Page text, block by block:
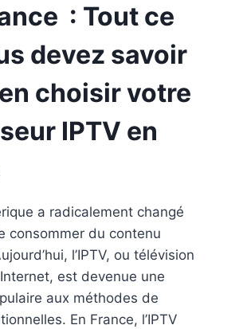
: Tout ce
devez savoir
choisir votre
IPTV en
a radicalement changé
consommer du contenu
l’IPTV, ou télévision
est devenue une
aux méthodes de
En France, l’IPTV